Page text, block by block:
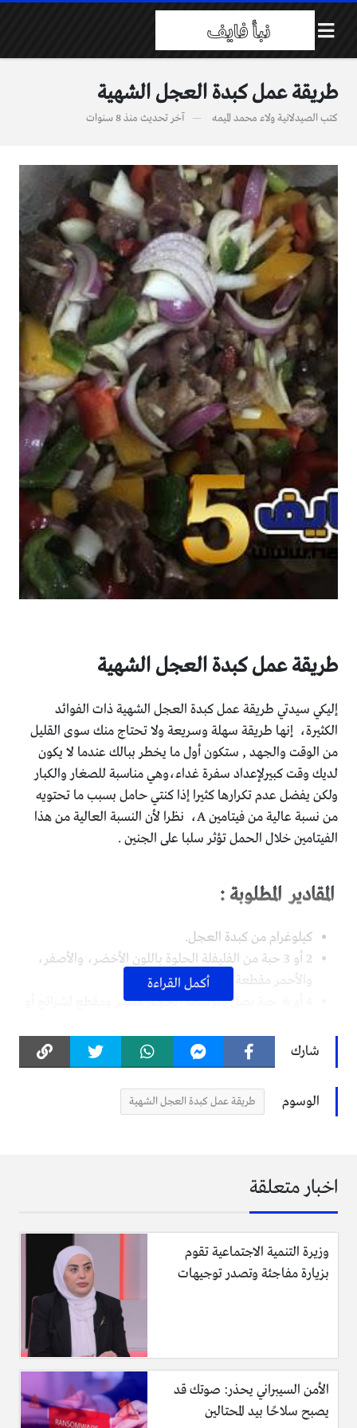
طريقة عمل كبدة العجل الشهية
كتب الصيدلانية ولاء محمد الميمه آخر تحديث منذ 8 سنوات
طريقة عمل كبدة العجل الشهية
إليكي سيدتي طريقة عمل كبدة العجل الشهية ذات الفوائد
الكثيرة، إنها طريقة سهلة وسريعة ولا تحتاج منك سوى القليل
من الوقت والجهد , ستكون أول ما يخطر ببالك عندما لا يكون
لديك وقت كبيرلإعداد سفرة غداء،وهي مناسبة للصغار والكبار
ولكن يفضل عدم تكرارها كثيرا إذا كنتي حامل بسبب ما تحتويه
من نسبة عالية من فيتامين A، نظرا لأن النسبة العالية من هذا
الفيتامين خلال الحمل تؤثر سلبا على الجنين .
المقادير المطلوبة :
كيلوغرام من كبدة العجل.
2 أو 3 حبة من الفليفلة الحلوة باللون الأخضر، والأصفر،
والأحمر مقطعة شرائح أو مكعبات .
4 أو 6 حبة بصل متوسّطة الحجم مقشر ومقطع لشرائح أو
التالي حسب الرغبة : (الملح، البهار المشكل، الفلفل الأسود،
كمون، مسحوق جوزة الطيب )
ملعقتان كبيرتان من السمن أو الزيت .
طريقة التحضير:
نقوم أولا بتنظيف الكبدة بغسلها بالماء الجاري و تقسيمها
لقطع متوسطة على شكل مكعبات أو على شكل أشرطة
طولية حسب الرغبة
ننقع الكبدة بعصير ليمون والماء والخل مده 10 دقائق ثم
نغسلها مرة أخرى ونصفيها جيدا من الماء
أكمل القراءة
شارك
الوسوم طريقة عمل كبدة العجل الشهية
اخبار متعلقة
وزيرة التنمية الاجتماعية تقوم
بزيارة مفاجئة وتصدر توجيهات
الأمن السيبراني يحذر: صوتك قد
يصبح سلاحًا بيد المحتالين